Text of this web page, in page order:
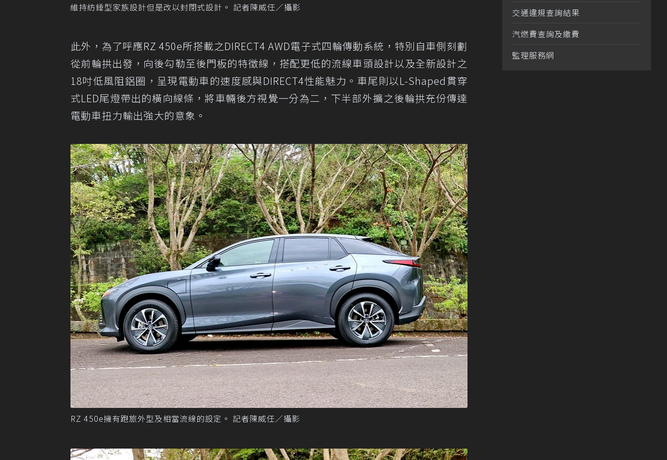
維持紡錘型家族設計但是改以封閉式設計。 記者陳威任／攝影
此外，為了呼應RZ 450e所搭載之DIRECT4 AWD電子式四輪傳動系統，特別自車側刻劃
從前輪拱出發，向後勾勒至後門板的特徵線，搭配更低的流線車頭設計以及全新設計之
18吋低風阻鋁圈，呈現電動車的速度感與DIRECT4性能魅力。車尾則以L-Shaped貫穿
式LED尾燈帶出的橫向線條，將車輛後方視覺一分為二，下半部外擴之後輪拱充份傳達
電動車扭力輸出強大的意象。
RZ 450e擁有跑旅外型及相當流線的設定。 記者陳威任／攝影
交通違規查詢結果
汽燃費查詢及繳費
監理服務網